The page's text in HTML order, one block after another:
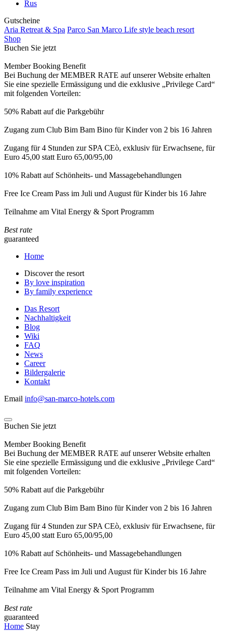
Rus
Gutscheine
Aria Retreat & Spa Parco San Marco Life style beach resort
Shop
Buchen Sie jetzt
Member Booking Benefit
Bei Buchung der MEMBER RATE auf unserer Website erhalten
Sie eine spezielle Ermässigung und die exklusive „Privilege Card“
mit folgenden Vorteilen:
50% Rabatt auf die Parkgebühr
Zugang zum Club Bim Bam Bino für Kinder von 2 bis 16 Jahren
Zugang für 4 Stunden zur SPA CEò, exklusiv für Erwachsene, für
Euro 45,00 statt Euro 65,00/95,00
10% Rabatt auf Schönheits- und Massagebehandlungen
Free Ice Cream Pass im Juli und August für Kinder bis 16 Jahre
Teilnahme am Vital Energy & Sport Programm
Best rate
guaranteed
Home
Discover the resort
By love inspiration
By family experience
Das Resort
Nachhaltigkeit
Blog
Wiki
FAQ
News
Career
Bildergalerie
Kontakt
Email info@san-marco-hotels.com
Buchen Sie jetzt
Member Booking Benefit
Bei Buchung der MEMBER RATE auf unserer Website erhalten
Sie eine spezielle Ermässigung und die exklusive „Privilege Card“
mit folgenden Vorteilen:
50% Rabatt auf die Parkgebühr
Zugang zum Club Bim Bam Bino für Kinder von 2 bis 16 Jahren
Zugang für 4 Stunden zur SPA CEò, exklusiv für Erwachsene, für
Euro 45,00 statt Euro 65,00/95,00
10% Rabatt auf Schönheits- und Massagebehandlungen
Free Ice Cream Pass im Juli und August für Kinder bis 16 Jahre
Teilnahme am Vital Energy & Sport Programm
Best rate
guaranteed
Home Stay